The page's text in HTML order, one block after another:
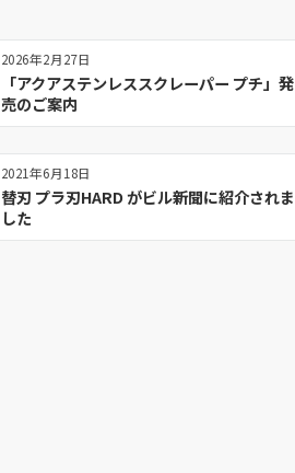
2026年2月27日
「アクアステンレススクレーパー プチ」発
売のご案内
2021年6月18日
替刃 プラ刃HARD がビル新聞に紹介されま
した